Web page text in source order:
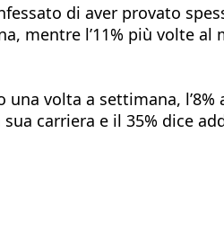
di aver provato
mentre l’11% più volte al
volta a settimana, l’8%
carriera e il 35% dice